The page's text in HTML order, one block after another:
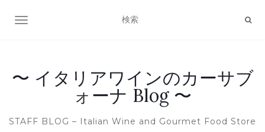
ナビゲーション切り替え
〜 イタリアワインのカーサブ
ォーナ Blog 〜
STAFF BLOG – Italian Wine and Gourmet Food Store